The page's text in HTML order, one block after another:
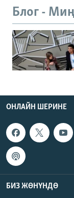
Блог -
ОНЛАЙН ШЕРИНЕ
БИЗ ЖӨНҮНДӨ